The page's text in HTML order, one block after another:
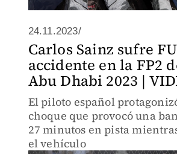
24.11.2023/
Carlos Sainz sufre
accidente en la FP2
Abu Dhabi 2023 |
El piloto español
choque que provocó una
27 minutos en pista
el vehículo